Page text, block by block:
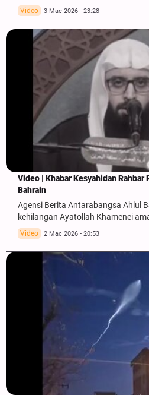
Video 3 Mac 2026 - 23:28
Video | Khabar Kesyahidan
Bahrain
Agensi Berita Antarabangsa Ahlul
kehilangan Ayatollah Khamenei
Video 2 Mac 2026 - 20:53